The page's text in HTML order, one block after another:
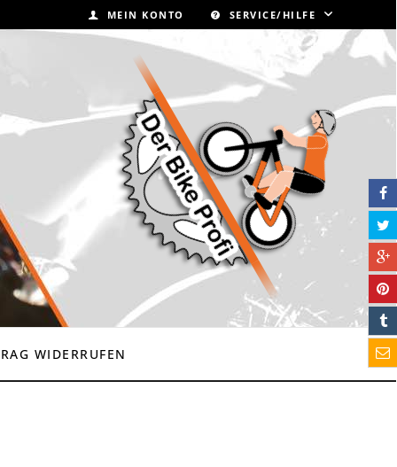
MEIN KONTO SERVICE/HILFE
WIDERRUFEN